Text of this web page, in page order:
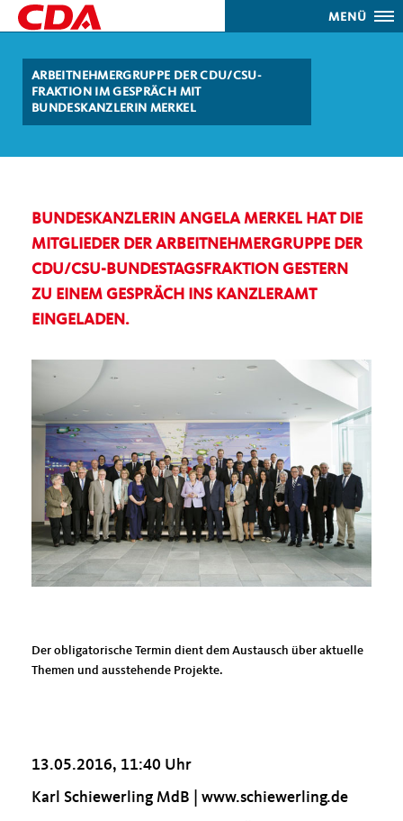
MENÜ
ARBEITNEHMERGRUPPE DER CDU/CSU-
FRAKTION IM GESPRÄCH MIT
BUNDESKANZLERIN MERKEL
BUNDESKANZLERIN ANGELA MERKEL HAT DIE
MITGLIEDER DER ARBEITNEHMERGRUPPE DER
CDU/CSU-BUNDESTAGSFRAKTION GESTERN
ZU EINEM GESPRÄCH INS KANZLERAMT
EINGELADEN.
Der obligatorische Termin dient dem Austausch über aktuelle
Themen und ausstehende Projekte.
13.05.2016, 11:40 Uhr
Karl Schiewerling MdB | www.schiewerling.de